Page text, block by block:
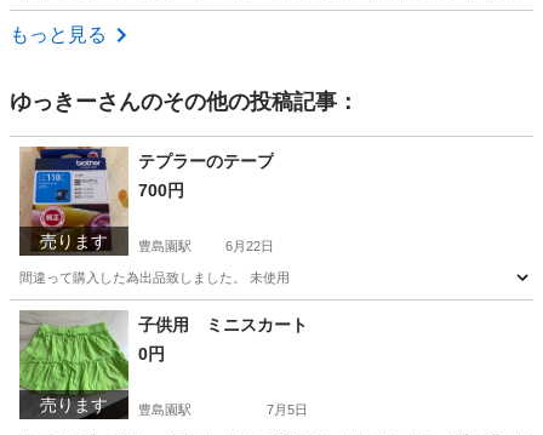
東京 葛飾区
もっと見る
ゆっきーさんのその他の投稿記事：
売ります
テプラーのテープ
700円
豊島園駅 6月22日
間違って購入した為出品致しました。 未使用
東京 練馬区 豊島園駅 その他
売ります
子供用 ミニスカート
0円
豊島園駅 7月5日